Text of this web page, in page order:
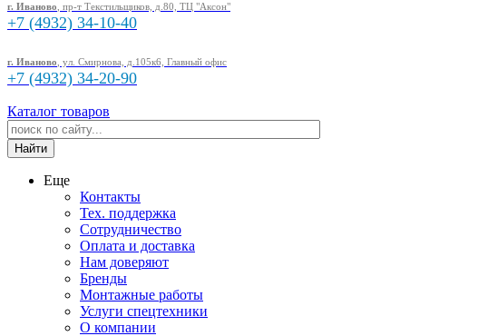
г. Иваново , пр-т Текстильщиков, д.80, ТЦ "Аксон"
+7 (4932) 34-10-40
г. Иваново , ул. Смирнова, д.105к6, Главный офис
+7 (4932) 34-20-90
Каталог товаров
Еще
Контакты
Тех. поддержка
Сотрудничество
Оплата и доставка
Нам доверяют
Бренды
Монтажные работы
Услуги спецтехники
О компании